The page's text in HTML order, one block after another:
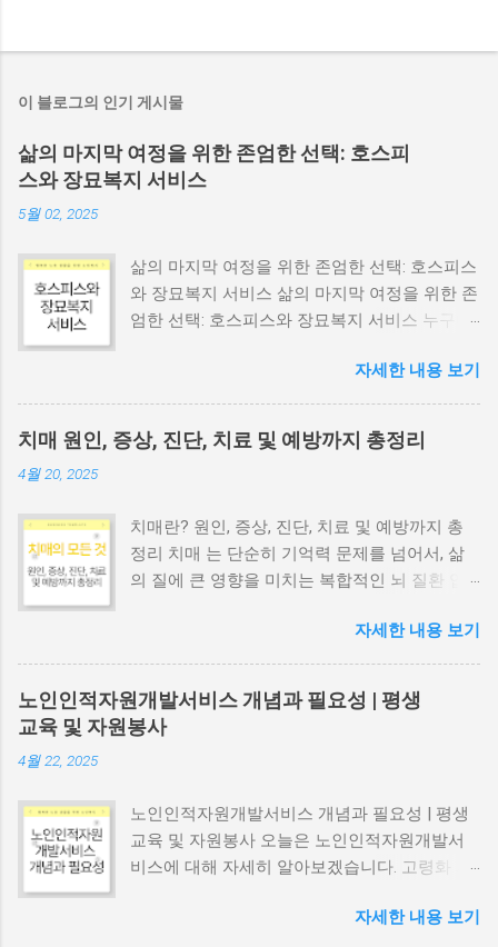
이 블로그의 인기 게시물
삶의 마지막 여정을 위한 존엄한 선택: 호스피
스와 장묘복지 서비스
5월 02, 2025
삶의 마지막 여정을 위한 존엄한 선택: 호스피스
와 장묘복지 서비스 삶의 마지막 여정을 위한 존
엄한 선택: 호스피스와 장묘복지 서비스 누구나
환자 본인과 남은 가족 모두가 평안하고 존엄하
게 마지막 시간을 보낼 수 있도록 돕는 호스피스
(Hospice)와 장묘복지 서비스 의 중요성이 커지
고 있습니다. 단순한 의료 서비스나 장례 절차를
스피스 가 무엇인지, 그 역사와 종류는 어떻게
되는지, 그리고 장묘복지 서비스 의 개념과 필요
성, 시설, 그리고 최근 주목받는 자연장지 까지,
한 정보들을 자세히 알려드리겠습니다. 1. 호스
피스(Hospice)란 무엇이며 왜 필요할까요? 호스
피스 는 세계보건기구(WHO)에 의해 완치가 불
가능한 환자와 그 가족에게 제공되는 적극적이
적, 사회적, 영적인 지지를 통해 환자와 가족의
삶의 질을 최상으로 유지 하는 데 목표를 둡니
다. 이는 단지 죽음을 기다리는 것이 아니라, 남
은 시간을 의미 있고 편안하게 보낼 수 있도록
자세한 내용 보기
치매 원인, 증상, 진단, 치료 및 예방까지 총정리
4월 20, 2025
치매란? 원인, 증상, 진단, 치료 및 예방까지 총
정리 치매 는 단순히 기억력 문제를 넘어서, 삶
의 질에 큰 영향을 미치는 복합적인 뇌 질환 입
자세히 알아보세요. 📌 목차 1. 치매란? 2. 치매
의 진단 과정 3. 치매의 유전적 요인 4. 최신 연구
동향 5. 국내 치매 현황 6. 치매의 원인과 주요 유
형 7. 치매의 대표 증상 8. 치매의 치료법 9. 치매
예방법 1. 치매란? 치매는 하나의 특정 질환이
언어능력, 판단력, 주의력 등 여러 인지 영역이
동시에 저하되며, 이전처럼 일상생활을 유지할
수 없게 됩니다. 특히 노년기에 발병하는 경우가
니다. 하지만 혈관성 치매, 파킨슨병에 의한 치
자세한 내용 보기
노인인적자원개발서비스 개념과 필요성 | 평생
교육 및 자원봉사
4월 22, 2025
노인인적자원개발서비스 개념과 필요성 | 평생
교육 및 자원봉사 오늘은 노인인적자원개발서
비스에 대해 자세히 알아보겠습니다. 고령화 사
와 자립, 그리고 평생교육의 중요성이 점점 커지
자세한 내용 보기